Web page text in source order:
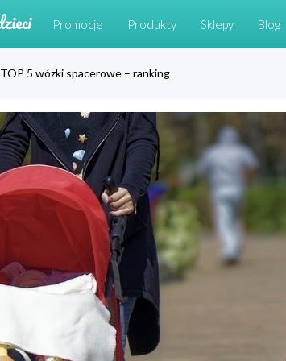
Promocje Produkty Sklepy Blog
TOP 5 wózki spacerowe – ranking